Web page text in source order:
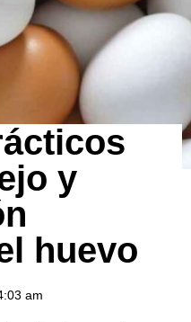
y
huevo
am